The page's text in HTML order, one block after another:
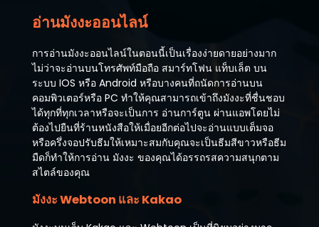
อ่านมังงะออนไลน์
การอ่านมังงะออนไลน์ในตอนนี้เป็นเรื่องง่ายดายอย่างมาก
ไม่ว่าจะอ่านบนโทรศัพท์มือถือ สมาร์ทโฟน แท็บเล็ต บน
ระบบ IOS หรือ Android หรือบางคนที่ถนัดการอ่านบน
คอมพิวเตอร์หรือ PC ทำให้คุณสามารถเข้าถึงมังงะที่ชื่นชอบ
ได้ทุกที่ทุกเวลาหรือจะเป็นการ อ่านการ์ตูน ผ่านแอพโดยไม่
ต้องไปยืนที่ร้านหนังสือให้เมื่อยอีกต่อไปจะอ่านแบบเต็มจอ
หรือครึ่งจอปรับธีมให้เหมาะสมกับคุณจะเป็นธีมสีขาวหรือธีม
มืดก็ทำให้การอ่าน มังงะ ของคุณได้อรรถรสความสนุกตาม
สไตล์ของคุณ
มังงะ Webtoon และ Kakao